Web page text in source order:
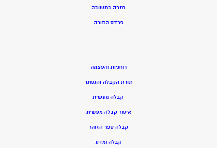
חזרה בתשובה
פרדס התורה
רוחניות והעצמה
תורת הקבלה והנסתר
קבלה מעשית
איסור קבלה מעשית
קבלה ספר הזוהר
קבלה ומדע